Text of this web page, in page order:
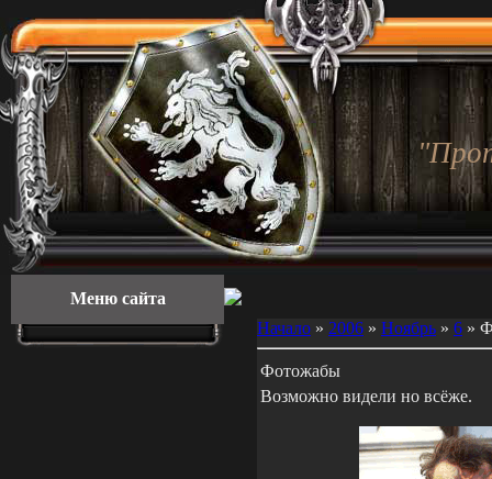
Меню сайта
Начало » 2006 » Ноябрь » 6 »
Фотожабы
Возможно видели но всёже.